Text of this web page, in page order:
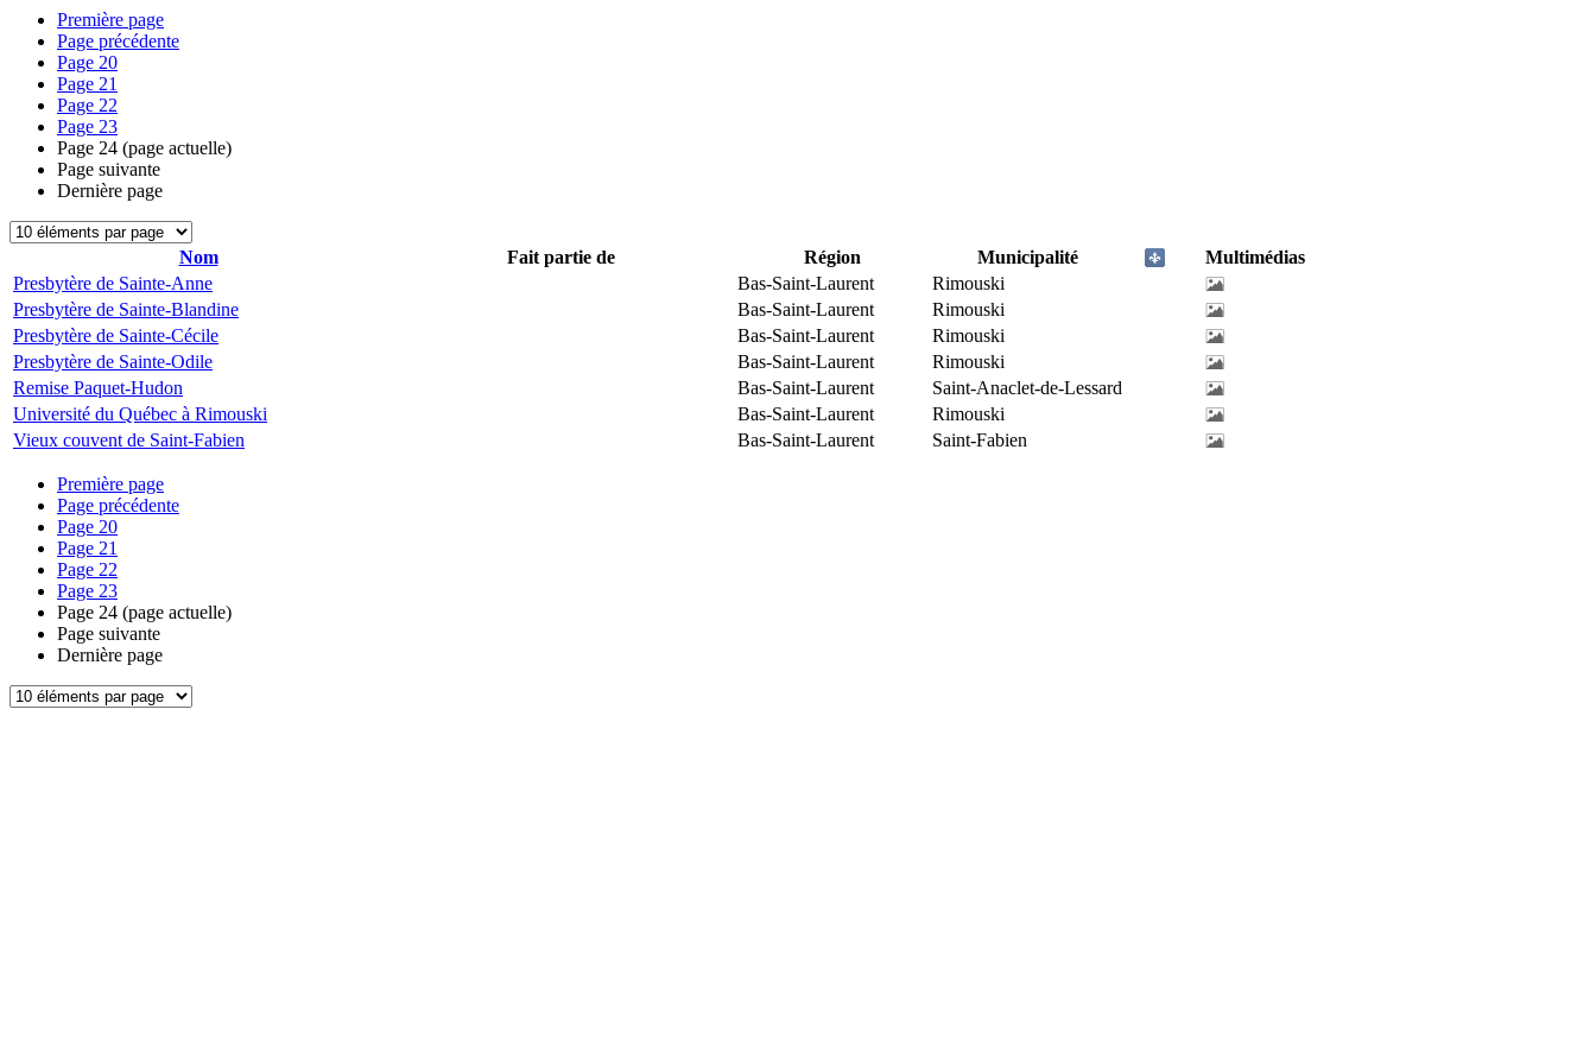
Première page
Page précédente
Page 20
Page 21
Page 22
Page 23
Page 24 (page actuelle)
Page suivante
Dernière page
Nom Fait partie de Région Municipalité
Multimédias
Presbytère de Sainte-Anne
Bas-Saint-Laurent
Rimouski
Presbytère de Sainte-Blandine
Bas-Saint-Laurent
Rimouski
Presbytère de Sainte-Cécile
Bas-Saint-Laurent
Rimouski
Presbytère de Sainte-Odile
Bas-Saint-Laurent
Rimouski
Remise Paquet-Hudon
Bas-Saint-Laurent
Saint-Anaclet-de-Lessard
Université du Québec à Rimouski
Bas-Saint-Laurent
Rimouski
Vieux couvent de Saint-Fabien
Bas-Saint-Laurent Saint-Fabien
Première page
Page précédente
Page 20
Page 21
Page 22
Page 23
Page 24 (page actuelle)
Page suivante
Dernière page